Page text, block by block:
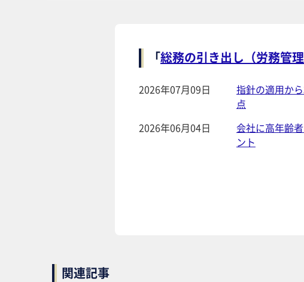
「総務の引き出し（労務管理
2026年07月09日
指針の適用か
点
2026年06月04日
会社に高年齢
ント
関連記事